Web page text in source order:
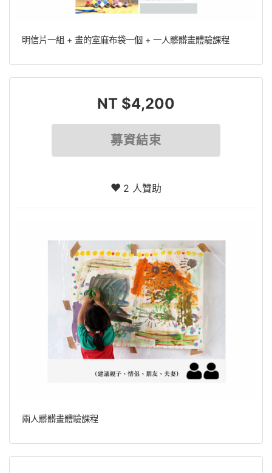
明信片一組 + 畫的室麻布袋一個 + 一人髒髒畫體驗課程
NT $4,200
募資結束
2 人贊助
兩人髒髒畫體驗課程